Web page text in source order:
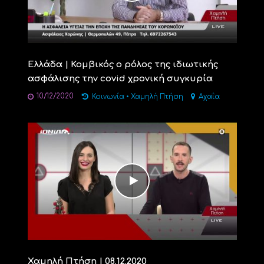
Ελλάδα | Κομβικός ο ρόλος της ιδιωτικής
ασφάλισης την covid χρονική συγκυρία
10/12/2020 Κοινωνία • Χαμηλή Πτήση Αχαΐα
Χαμηλή Πτήση | 08.12.2020